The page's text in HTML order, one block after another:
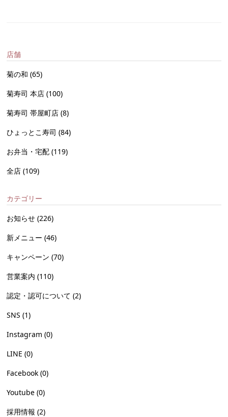
店舗
菊の和(65)
菊寿司 本店(100)
菊寿司 帯屋町店(8)
ひょっとこ寿司(84)
お弁当・宅配(119)
全店(109)
カテゴリー
お知らせ(226)
新メニュー(46)
キャンペーン(70)
営業案内(110)
認定・認可について(2)
SNS(1)
Instagram(0)
LINE(0)
Facebook(0)
Youtube(0)
採用情報(2)